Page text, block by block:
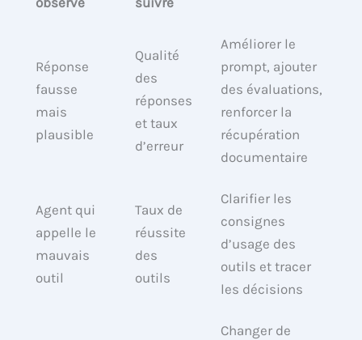
Réponse
fausse
mais
plausible
Qualité
des
réponses
et taux
d’erreur
Améliorer le
prompt, ajouter
des évaluations,
renforcer la
récupération
documentaire
Agent qui
appelle le
mauvais
outil
Taux de
réussite
des
outils
Clarifier les
consignes
d’usage des
outils et tracer
les décisions
Changer de